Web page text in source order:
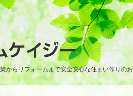
からリフォームまで安全安心な住まい作りの